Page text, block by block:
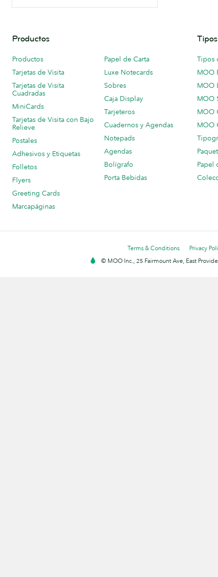
Productos
Productos
Tarjetas de Visita
Tarjetas de Visita
Cuadradas
MiniCards
Tarjetas de Visita con Bajo
Relieve
Postales
Adhesivos y Etiquetas
Folletos
Flyers
Greeting Cards
Marcapáginas
Papel de Carta
Luxe Notecards
Sobres
Caja Display
Tarjeteros
Cuadernos y Agendas
Notepads
Agendas
Bolígrafo
Porta Bebidas
Tipos
MOO
MOO
MOO
MOO
MOO
Papel
Terms & Conditions
Privacy
© MOO Inc., 25 Fairmount Ave, East